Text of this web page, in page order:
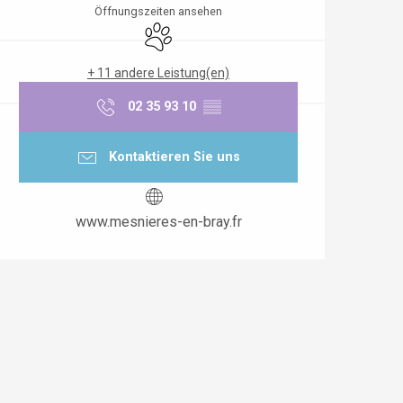
Öffnungszeiten ansehen
Tiere erlaubt
+ 11 andere Leistung(en)
02 35 93 10 ▒▒
Kontaktieren Sie uns
www.mesnieres-en-bray.fr